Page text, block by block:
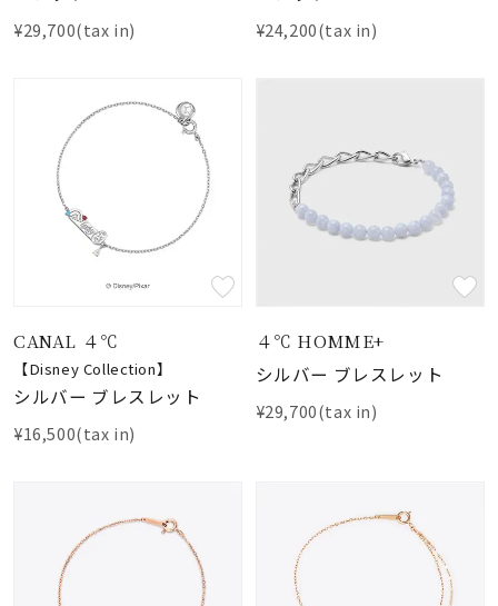
¥29,700(tax in) ¥24,200(tax in)
CANAL ４℃
【Disney Collection】
シルバー ブレスレット
¥16,500(tax in)
４℃ HOMME+
シルバー ブレスレット
¥29,700(tax in)